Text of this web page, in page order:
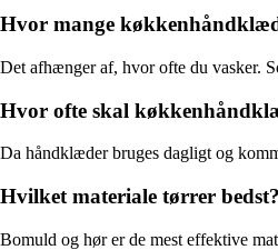
Hvor mange
Det afhænger af, hvor ofte du vasker.
Hvor ofte skal
Da håndklæder bruges dagligt og
Hvilket materiale tørrer bedst?
Bomuld og hør er de mest effektive